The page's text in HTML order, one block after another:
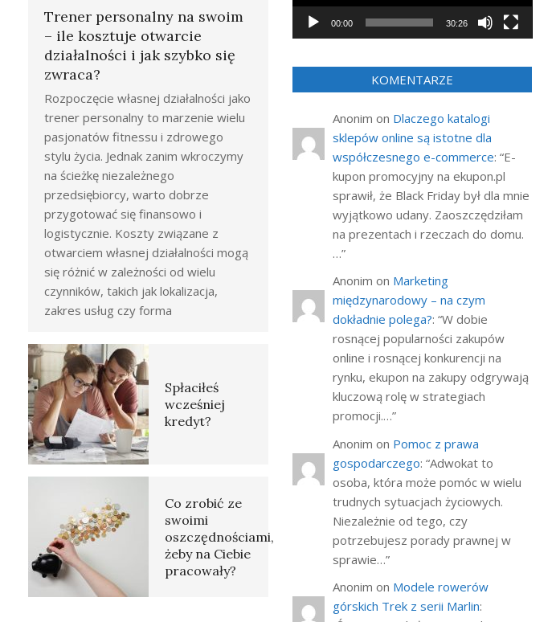
Trener personalny na swoim
– ile kosztuje otwarcie
działalności i jak szybko się
zwraca?
Rozpoczęcie własnej działalności jako
trener personalny to marzenie wielu
pasjonatów fitnessu i zdrowego
stylu życia. Jednak zanim wkroczymy
na ścieżkę niezależnego
przedsiębiorcy, warto dobrze
przygotować się finansowo i
logistycznie. Koszty związane z
otwarciem własnej działalności mogą
się różnić w zależności od wielu
czynników, takich jak lokalizacja,
zakres usług czy forma
Spłaciłeś
wcześniej
kredyt?
Co zrobić ze
swoimi
oszczędnościami,
żeby na Ciebie
pracowały?
00:00 30:26
KOMENTARZE
Anonim on Dlaczego katalogi
sklepów online są istotne dla
współczesnego e-commerce: “E-
kupon promocyjny na ekupon.pl
sprawił, że Black Friday był dla mnie
wyjątkowo udany. Zaoszczędziłam
na prezentach i rzeczach do domu.
…”
Anonim on Marketing
międzynarodowy – na czym
dokładnie polega?: “W dobie
rosnącej popularności zakupów
online i rosnącej konkurencji na
rynku, ekupon na zakupy odgrywają
kluczową rolę w strategiach
promocji.…”
Anonim on Pomoc z prawa
gospodarczego: “Adwokat to
osoba, która może pomóc w wielu
trudnych sytuacjach życiowych.
Niezależnie od tego, czy
potrzebujesz porady prawnej w
sprawie…”
Anonim on Modele rowerów
górskich Trek z serii Marlin: